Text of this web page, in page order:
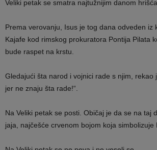
Veliki petak se smatra najtužnijim danom
Prema verovanju, Isus je tog dana odveden iz
Kajafe kod rimskog prokuratora Pontija Pilata
bude raspet na krstu.
Gledajući šta narod i vojnici rade s njim, rekao
jer ne znaju šta rade!“.
Na Veliki petak se posti. Običaj je da se na taj
jaja, najčešće crvenom bojom koja simbolizuje